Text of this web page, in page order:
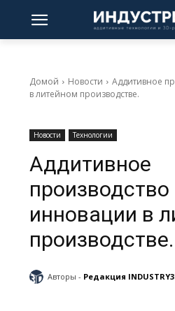
Домой Новости
Аддитивное
в литейном производстве.
Новости Технологии
Аддитивное
производство
инновации в
производстве.
Авторы - Редакция